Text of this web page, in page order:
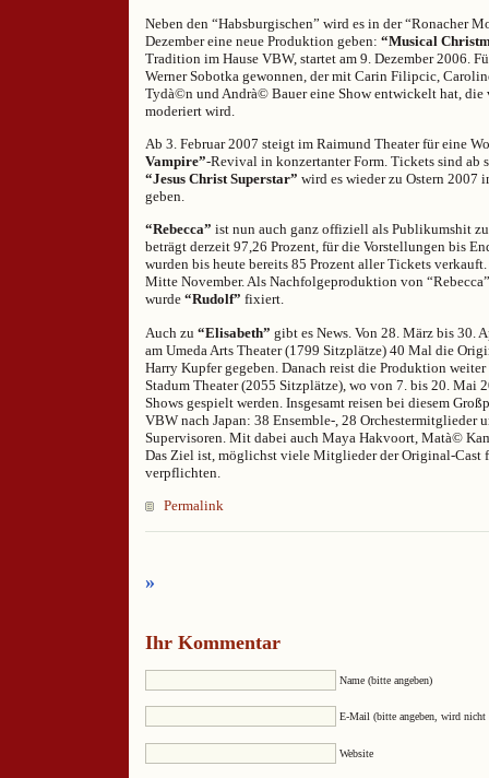
Neben den “Habsburgischen” wird es in der “Ronacher
Dezember eine neue Produktion geben: “Musical
Tradition im Hause VBW, startet am 9. Dezember 2006.
Werner Sobotka gewonnen, der mit Carin Filipcic,
Tydà©n und Andrà© Bauer eine Show entwickelt hat, die
moderiert wird.
Ab 3. Februar 2007 steigt im Raimund Theater für eine
Vampire”-Revival in konzertanter Form. Tickets sind ab
“Jesus Christ Superstar” wird es wieder zu Ostern 2007
geben.
“Rebecca” ist nun auch ganz offiziell als Publikumshit
beträgt derzeit 97,26 Prozent, für die Vorstellungen bis
wurden bis heute bereits 85 Prozent aller Tickets
Mitte November. Als Nachfolgeproduktion von
wurde “Rudolf” fixiert.
Auch zu “Elisabeth” gibt es News. Von 28. März bis 30.
am Umeda Arts Theater (1799 Sitzplätze) 40 Mal die
Harry Kupfer gegeben. Danach reist die Produktion
Stadum Theater (2055 Sitzplätze), wo von 7. bis 20. Mai
Shows gespielt werden. Insgesamt reisen bei diesem
VBW nach Japan: 38 Ensemble-, 28 Orchestermitglieder
Supervisoren. Mit dabei auch Maya Hakvoort, Matà©
Das Ziel ist, möglichst viele Mitglieder der Original-Cast
verpflichten.
Permalink
»
Ihr Kommentar
Name (bitte angeben)
E-Mail (bitte angeben, wird nicht
Website